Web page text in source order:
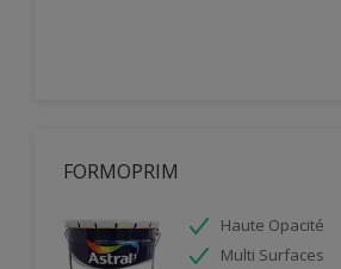
FORMOPRIM
Haute Opacité
Multi Surfaces